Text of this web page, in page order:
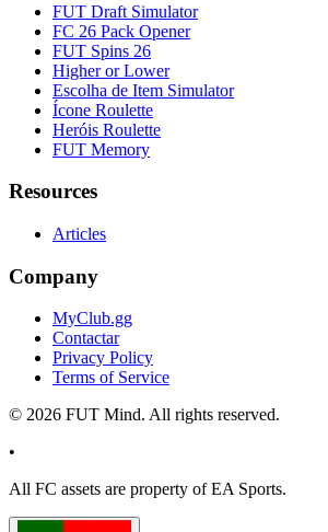
FUT Draft Simulator
FC 26 Pack Opener
FUT Spins 26
Higher or Lower
Escolha de Item Simulator
Ícone Roulette
Heróis Roulette
FUT Memory
Resources
Articles
Company
MyClub.gg
Contactar
Privacy Policy
Terms of Service
© 2026 FUT Mind. All rights reserved.
•
All FC assets are property of EA Sports.